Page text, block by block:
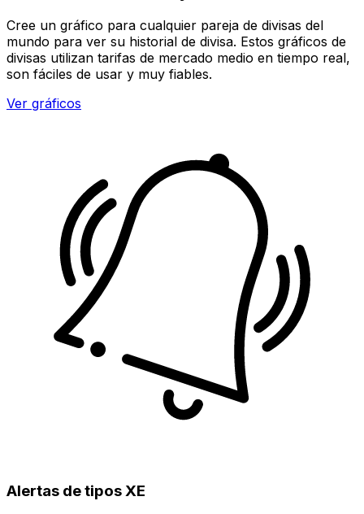
Cree un gráfico para cualquier pareja de divisas del
mundo para ver su historial de divisa. Estos gráficos de
divisas utilizan tarifas de mercado medio en tiempo real,
son fáciles de usar y muy fiables.
Ver gráficos
Alertas de tipos XE